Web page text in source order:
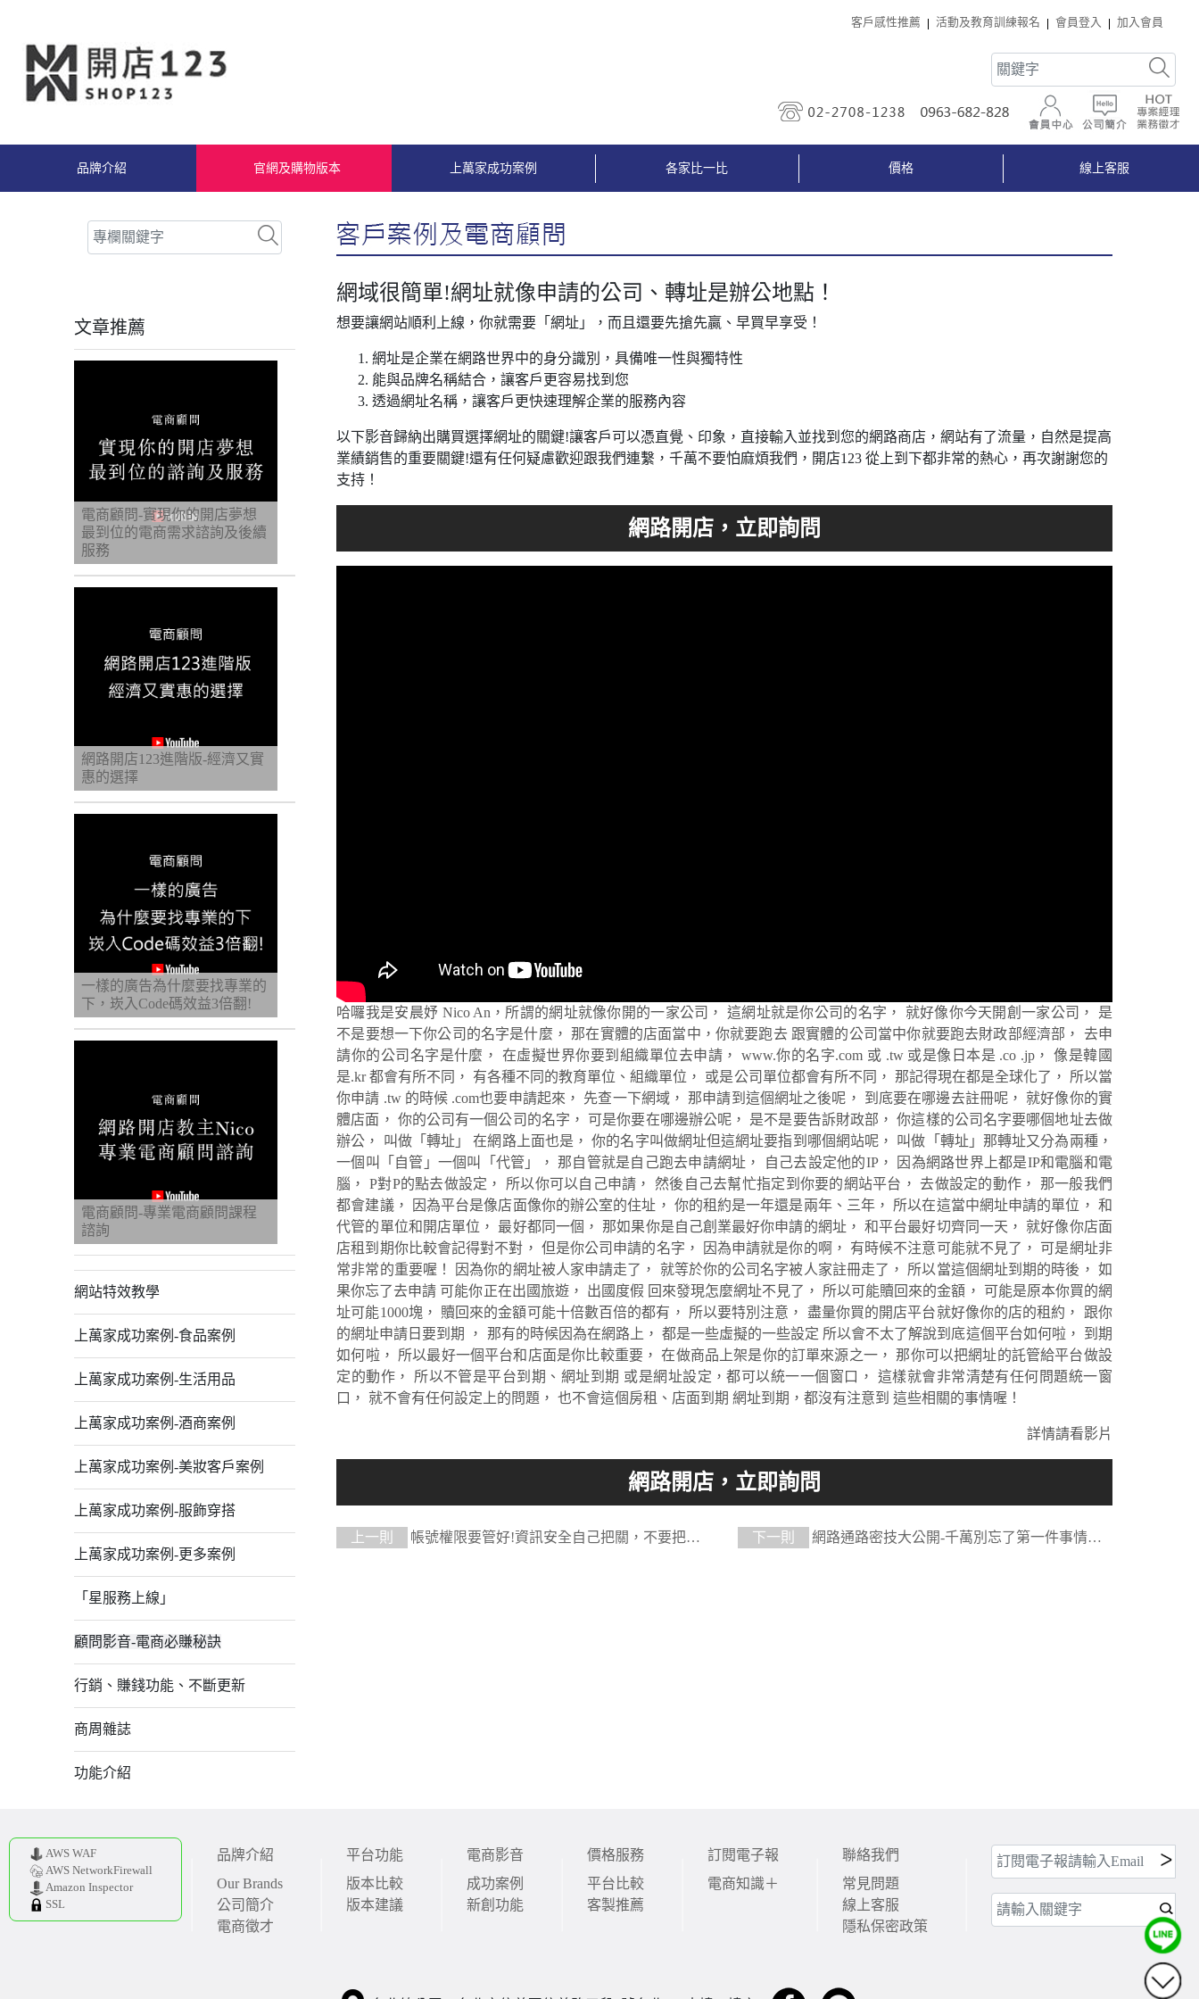
客戶感性推薦 活動及教育訓練報名 會員登入 加入會員
0963-682-828會員中心 公司簡介
品牌介紹 官網及購物版本 上萬家成功案例 各家比一比 價格 線上客服
文章推薦
電商顧問-實現你的開店夢想
最到位的電商需求諮詢及後續
服務
網路開店123進階版-經濟又實
惠的選擇
一樣的廣告為什麼要找專業的
下，崁入Code碼效益3倍翻!
電商顧問-專業電商顧問課程
諮詢
網站特效教學
上萬家成功案例-食品案例
上萬家成功案例-生活用品
上萬家成功案例-酒商案例
上萬家成功案例-美妝客戶案例
上萬家成功案例-服飾穿搭
上萬家成功案例-更多案例
「星服務上線」
顧問影音-電商必賺秘訣
行銷、賺錢功能、不斷更新
商周雜誌
功能介紹
網域很簡單!網址就像申請的公司、轉址是辦公地點！
想要讓網站順利上線，你就需要「網址」，而且還要先搶先贏、早買早享受！
網址是企業在網路世界中的身分識別，具備唯一性與獨特性
能與品牌名稱結合，讓客戶更容易找到您
透過網址名稱，讓客戶更快速理解企業的服務內容
以下影音歸納出購買選擇網址的關鍵!讓客戶可以憑直覺、印象，直接輸入並找到您的網路商店，網站有了流量，自然是提高
業績銷售的重要關鍵!還有任何疑慮歡迎跟我們連繫，千萬不要怕麻煩我們，開店123 從上到下都非常的熱心，再次謝謝您的
支持！
哈囉我是安晨妤 Nico An，所謂的網址就像你開的一家公司， 這網址就是你公司的名字， 就好像你今天開創一家公司， 是
不是要想一下你公司的名字是什麼， 那在實體的店面當中，你就要跑去 跟實體的公司當中你就要跑去財政部經濟部， 去申
請你的公司名字是什麼， 在虛擬世界你要到組織單位去申請， www.你的名字.com 或 .tw 或是像日本是 .co .jp， 像是韓國
是.kr 都會有所不同， 有各種不同的教育單位、組織單位， 或是公司單位都會有所不同， 那記得現在都是全球化了， 所以當
你申請 .tw 的時候 .com也要申請起來， 先查一下網域， 那申請到這個網址之後呢， 到底要在哪邊去註冊呢， 就好像你的實
體店面， 你的公司有一個公司的名字， 可是你要在哪邊辦公呢， 是不是要告訴財政部， 你這樣的公司名字要哪個地址去做
辦公， 叫做「轉址」 在網路上面也是， 你的名字叫做網址但這網址要指到哪個網站呢， 叫做「轉址」那轉址又分為兩種，
一個叫「自管」一個叫「代管」， 那自管就是自己跑去申請網址， 自己去設定他的IP， 因為網路世界上都是IP和電腦和電
腦， P對P的點去做設定， 所以你可以自己申請， 然後自己去幫忙指定到你要的網站平台， 去做設定的動作， 那一般我們
都會建議， 因為平台是像店面像你的辦公室的住址， 你的租約是一年還是兩年、三年， 所以在這當中網址申請的單位， 和
代管的單位和開店單位， 最好都同一個， 那如果你是自己創業最好你申請的網址， 和平台最好切齊同一天， 就好像你店面
店租到期你比較會記得對不對， 但是你公司申請的名字， 因為申請就是你的啊， 有時候不注意可能就不見了， 可是網址非
常非常的重要喔！ 因為你的網址被人家申請走了， 就等於你的公司名字被人家註冊走了， 所以當這個網址到期的時後， 如
果你忘了去申請 可能你正在出國旅遊， 出國度假 回來發現怎麼網址不見了， 所以可能贖回來的金額， 可能是原本你買的網
址可能1000塊， 贖回來的金額可能十倍數百倍的都有， 所以要特別注意， 盡量你買的開店平台就好像你的店的租約， 跟你
的網址申請日要到期 ， 那有的時候因為在網路上， 都是一些虛擬的一些設定 所以會不太了解說到底這個平台如何啦， 到期
如何啦， 所以最好一個平台和店面是你比較重要， 在做商品上架是你的訂單來源之一， 那你可以把網址的託管給平台做設
定的動作， 所以不管是平台到期、網址到期 或是網址設定，都可以統一一個窗口， 這樣就會非常清楚有任何問題統一窗
口， 就不會有任何設定上的問題， 也不會這個房租、店面到期 網址到期，都沒有注意到 這些相關的事情喔！
詳情請看影片
上一則
帳號權限要管好!資訊安全自己把關，不要把後
下一則
網路通路密技大公開-千萬別忘了第一件事情要
AWS WAF
AWS NetworkFirewall
Amazon Inspector
SSL
品牌介紹
Our Brands
公司簡介
電商徵才
平台功能
版本比較
版本建議
電商影音
成功案例
新創功能
價格服務
平台比較
客製推薦
訂閱電子報
電商知識＋
聯絡我們
常見問題
線上客服
隱私保密政策